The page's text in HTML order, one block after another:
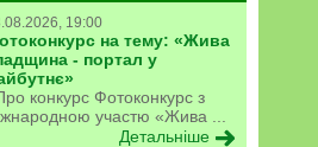
19:00
на тему: «Жива
- портал у
конкурс Фотоконкурс з
участю «Жива ...
Детальніше